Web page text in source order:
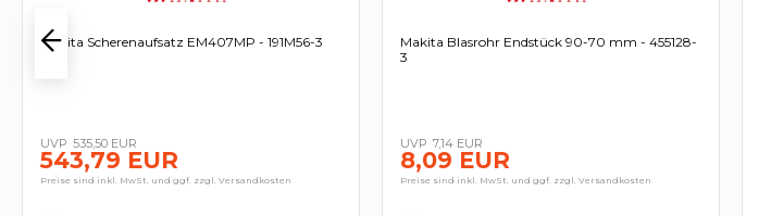
Makita Scherenaufsatz EM407MP - 191M56-3
535,50 EUR
543,79 EUR
Preise sind inkl. MwSt. und ggf. zzgl. Versandkosten
Makita Blasrohr Endstück 90-70 mm - 455128-
3
7,14 EUR
8,09 EUR
Preise sind inkl. MwSt. und ggf. zzgl. Versandkosten